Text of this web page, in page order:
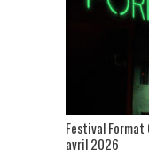
Festival
avril 2026